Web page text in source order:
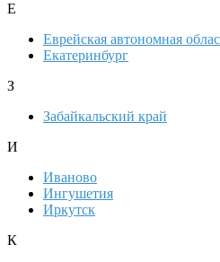
Е
Еврейская автономная
Екатеринбург
З
Забайкальский край
И
Иваново
Ингушетия
Иркутск
К